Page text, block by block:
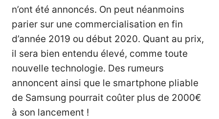
n’ont été annoncés. On peut néanmoins
parier sur une commercialisation en fin
d’année 2019 ou début 2020. Quant au prix,
il sera bien entendu élevé, comme toute
nouvelle technologie. Des rumeurs
annoncent ainsi que le smartphone pliable
de Samsung pourrait coûter plus de 2000€
à son lancement !